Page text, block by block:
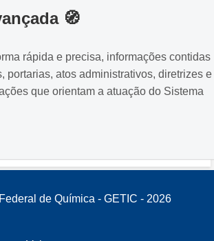
🧭
rápida e precisa, informações contidas
portarias, atos administrativos, diretrizes e
que orientam a atuação do Sistema
de Química - GETIC - 2026